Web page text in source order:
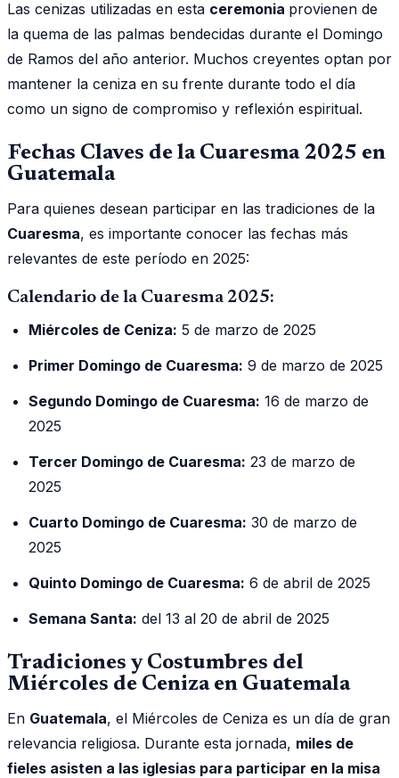
Las cenizas utilizadas en esta ceremonia provienen de
la quema de las palmas bendecidas durante el Domingo
de Ramos del año anterior. Muchos creyentes optan por
mantener la ceniza en su frente durante todo el día
como un signo de compromiso y reflexión espiritual.
Fechas Claves de la Cuaresma 2025 en
Guatemala
Para quienes desean participar en las tradiciones de la
Cuaresma, es importante conocer las fechas más
relevantes de este período en 2025:
Calendario de la Cuaresma 2025:
Miércoles de Ceniza: 5 de marzo de 2025
Primer Domingo de Cuaresma: 9 de marzo de 2025
Segundo Domingo de Cuaresma: 16 de marzo de
2025
Tercer Domingo de Cuaresma: 23 de marzo de
2025
Cuarto Domingo de Cuaresma: 30 de marzo de
2025
Quinto Domingo de Cuaresma: 6 de abril de 2025
Semana Santa: del 13 al 20 de abril de 2025
Tradiciones y Costumbres del
Miércoles de Ceniza en Guatemala
En Guatemala, el Miércoles de Ceniza es un día de gran
relevancia religiosa. Durante esta jornada, miles de
fieles asisten a las iglesias para participar en la misa